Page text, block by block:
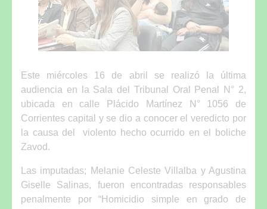
Este miércoles 16 de abril se realizó la última
audiencia en la Sala del Tribunal Oral Penal N° 2,
ubicada en calle Plácido Martínez N° 1056 de
Corrientes capital y se dio a conocer el veredicto por
la causa del violento hecho ocurrido en el boliche
Zavod.
Las imputadas; Melanie Celeste Villalba y Agustina
Giselle Salinas, fueron encontradas responsables
penalmente por “Homicidio simple en grado de